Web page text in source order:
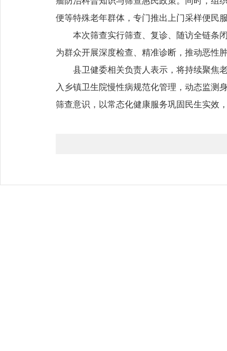
便等特殊老年群体，专门推出上门采样便民
本次筛查实行筛查、复诊、随访全链条
为群众开展深度检查、精准诊断，推动恶性
县卫健委相关负责人表示，将持续聚焦
入乡镇卫生院慢性病规范化管理，动态监测
筛查意识，以常态化健康服务巩固民生实效